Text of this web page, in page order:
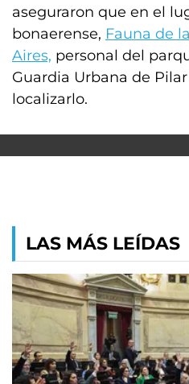
aseguraron que en el
bonaerense, Fauna de
Aires, personal del
Guardia Urbana de
localizarlo.
LAS MÁS LEÍDAS